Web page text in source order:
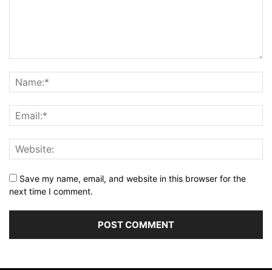
Save my name, email, and website in this browser for the
next time I comment.